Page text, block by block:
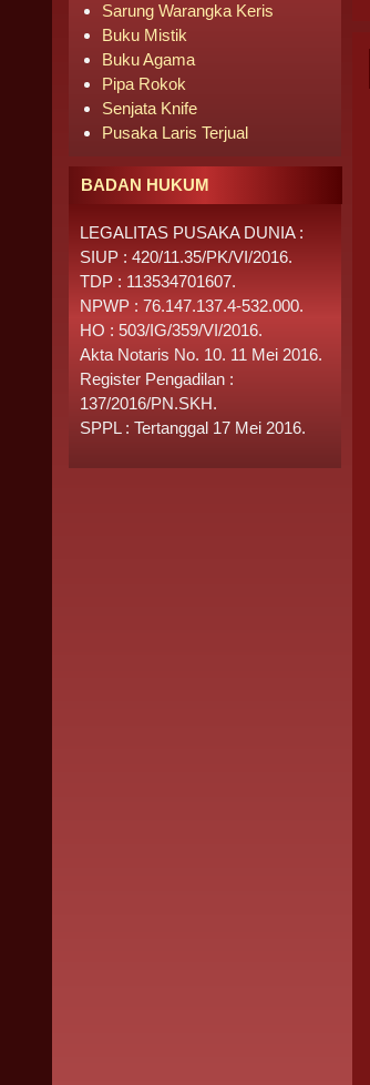
Sarung Warangka Keris
Buku Mistik
Buku Agama
Pipa Rokok
Senjata Knife
Pusaka Laris Terjual
BADAN HUKUM
LEGALITAS PUSAKA DUNIA :
SIUP : 420/11.35/PK/VI/2016.
TDP : 113534701607.
NPWP : 76.147.137.4-532.000.
HO : 503/IG/359/VI/2016.
Akta Notaris No. 10. 11 Mei 2016.
Register Pengadilan :
137/2016/PN.SKH.
SPPL : Tertanggal 17 Mei 2016.